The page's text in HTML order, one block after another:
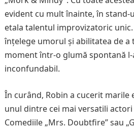
evident cu mult înainte, în stand-
etala talentul improvizatoric
înțelege umorul și abilitatea de
moment într-o glumă spontană
inconfundabil.
În curând, Robin a cucerit marile
unul dintre cei mai versatili
Comediile „Mrs. Doubtfire” sau